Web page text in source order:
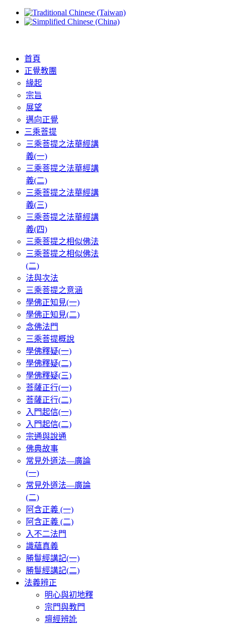
首頁
正覺教團
緣起
宗旨
展望
邁向正覺
三乘菩提
三乘菩提之法華經講
義(一)
三乘菩提之法華經講
義(二)
三乘菩提之法華經講
義(三)
三乘菩提之法華經講
義(四)
三乘菩提之相似佛法
三乘菩提之相似佛法
(二)
法與次法
三乘菩提之意涵
學佛正知見(一)
學佛正知見(二)
念佛法門
三乘菩提概說
學佛釋疑(一)
學佛釋疑(二)
學佛釋疑(三)
菩薩正行(一)
菩薩正行(二)
入門起信(一)
入門起信(二)
宗通與說通
佛典故事
常見外道法—廣論
(一)
常見外道法—廣論
(二)
阿含正義 (一)
阿含正義 (二)
入不二法門
識蘊真義
勝鬘經講記(一)
勝鬘經講記(二)
法義辨正
明心與初地釋
宗門與教門
壇經辨訛